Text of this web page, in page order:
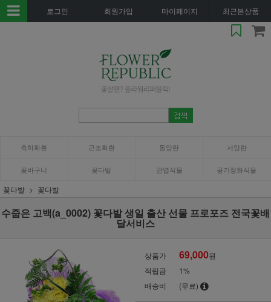
로그인 회원가입 마이페이지 최근본상품
축하화환 근조화환 동양란 서양란
꽃바구니 꽃다발 관엽식물 공기정화식물
꽃다발 꽃다발
수줍은 고백(a_0002) 꽃다발 생일 출산 선물 프로포즈 전국꽃배
달서비스
상품가 69,000원
적립금
1%
배송비
(무료)